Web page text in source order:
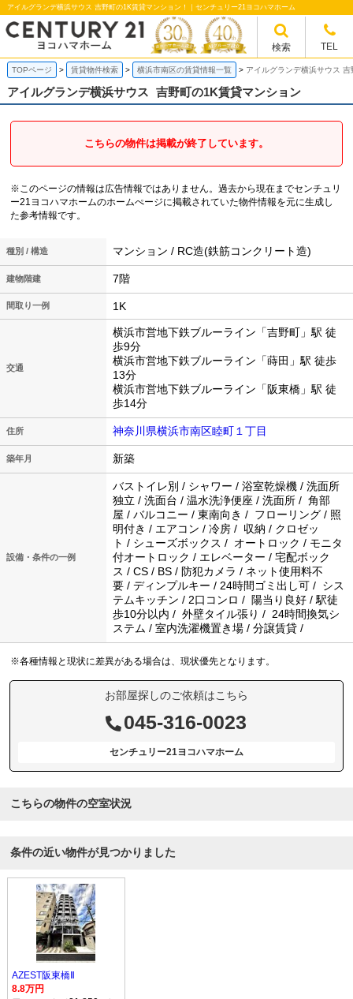
検索 TEL
アイルグランデ横浜サウス 吉野町の1K賃貸マンション！｜センチュリー21ヨコハマホーム
TOPページ 賃貸物件検索 横浜市南区の賃貸情報一覧 アイルグランデ横浜サウス
アイルグランデ横浜サウス 吉野町の1K賃貸マンション
こちらの物件は掲載が終了しています。
※このページの情報は広告情報ではありません。過去から現在までセンチュリ
ー21ヨコハマホームのホームぺージに掲載されていた物件情報を元に生成し
た参考情報です。
種別 / 構造 マンション / RC造(鉄筋コンクリート造)
建物階建 7階
間取り一例 1K
交通
横浜市営地下鉄ブルーライン「吉野町」駅 徒
歩9分
横浜市営地下鉄ブルーライン「蒔田」駅 徒歩
13分
横浜市営地下鉄ブルーライン「阪東橋」駅 徒
歩14分
住所 神奈川県横浜市南区睦町１丁目
築年月 新築
設備・条件の一例
バストイレ別 / シャワー / 浴室乾燥機 / 洗面所
独立 / 洗面台 / 温水洗浄便座 / 洗面所 / 角部
屋 / バルコニー / 東南向き / フローリング / 照
明付き / エアコン / 冷房 / 収納 / クロゼッ
ト / シューズボックス / オートロック / モニタ
付オートロック / エレベーター / 宅配ボック
ス / CS / BS / 防犯カメラ / ネット使用料不
要 / ディンプルキー / 24時間ゴミ出し可 / シス
テムキッチン / 2口コンロ / 陽当り良好 / 駅徒
歩10分以内 / 外壁タイル張り / 24時間換気シ
ステム / 室内洗濯機置き場 / 分譲賃貸 /
※各種情報と現状に差異がある場合は、現状優先となります。
お部屋探しのご依頼はこちら
045-316-0023
センチュリー21ヨコハマホーム
こちらの物件の空室状況
条件の近い物件が見つかりました
AZEST阪東橋Ⅱ
8.8万円